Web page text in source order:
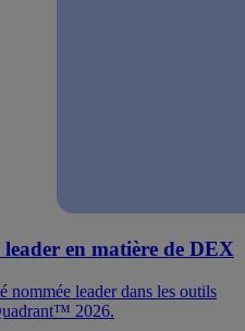
en matière de DEX
nommée leader dans les outils
2026.